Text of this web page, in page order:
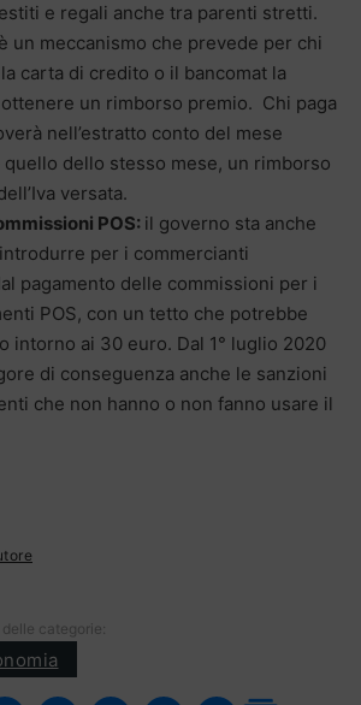
e regali anche tra parenti stretti.
è un meccanismo che prevede per chi
carta di credito o il bancomat la
un rimborso premio. Chi paga
nell’estratto conto del mese
dello stesso mese, un rimborso
versata.
POS: il governo sta anche
per i commercianti
pagamento delle commissioni per i
POS, con un tetto che potrebbe
intorno ai 30 euro. Dal 1° luglio 2020
di conseguenza anche le sanzioni
che non hanno o non fanno usare il
categorie: